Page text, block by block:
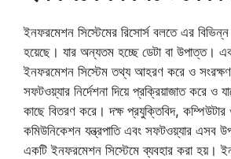
ইনফরমেশন সিস্টেমের রিসোর্স বলতে এর
হয়েছে। যার অন্যতম হচ্ছে ডেটা বা উপাত্ত।
ইনফরমেশন সিস্টেম তথ্য আহরণ করে ও
সফটওয়্যার নির্দেশনা দিয়ে প্রক্রিয়াজাত করে ও
কাছে বিতরণ করে। দক্ষ প্রযুক্তিবিদ, কম্পিউটার
কমিউনিকেশন যন্ত্রপাতি এবং সফটওয়্যার এসব
একটি ইনফরমেশন সিস্টেমে ব্যবহার করা হয়।